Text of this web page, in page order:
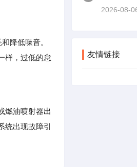
降低噪音。
样，过低的怠
燃油喷射器出
统出现故障引
2026-08-
友情链接